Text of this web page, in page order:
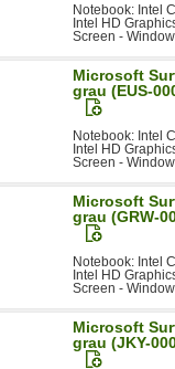
Notebook: Intel
Intel HD
Screen -
Microsoft
grau (EUS-
Notebook: Intel
Intel HD
Screen -
Microsoft
grau (GRW-
Notebook: Intel
Intel HD
Screen -
Microsoft
grau (JKY-